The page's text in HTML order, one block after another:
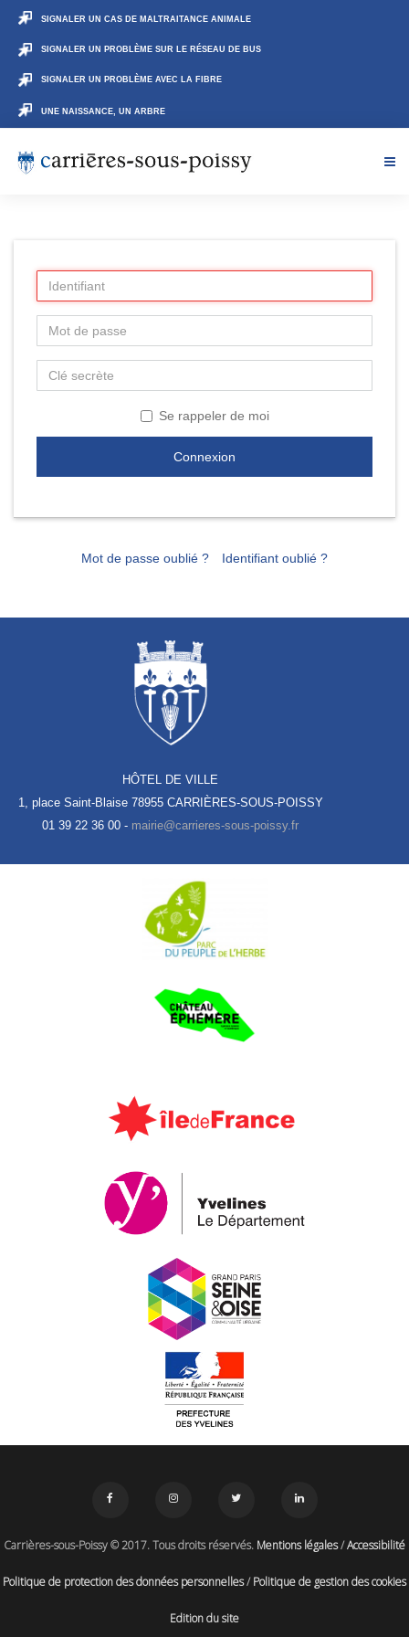
SIGNALER UN CAS DE MALTRAITANCE ANIMALE
SIGNALER UN PROBLÈME SUR LE RÉSEAU DE BUS
SIGNALER UN PROBLÈME AVEC LA FIBRE
UNE NAISSANCE, UN ARBRE
Se rappeler de moi
Connexion
Mot de passe oublié ? Identifiant oublié ?
HÔTEL DE VILLE
1, place Saint-Blaise 78955 CARRIÈRES-SOUS-POISSY
01 39 22 36 00 -
Carrières-sous-Poissy © 2017. Tous droits réservés. Mentions légales/Accessibilité
Politique de protection des données personnelles/Politique de gestion des cookies
Edition du site